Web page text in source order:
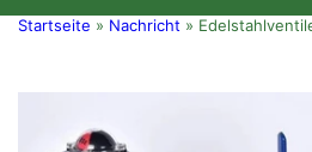
Startseite » Nachricht »